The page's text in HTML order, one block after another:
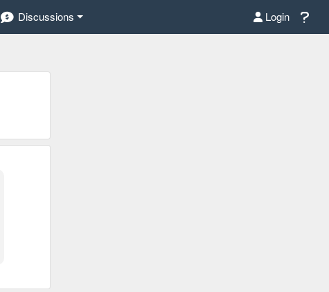
Discussions Login